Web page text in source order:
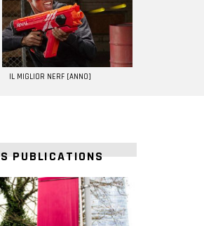
IL MIGLIOR NERF [ANNO]
PUBLICATIONS